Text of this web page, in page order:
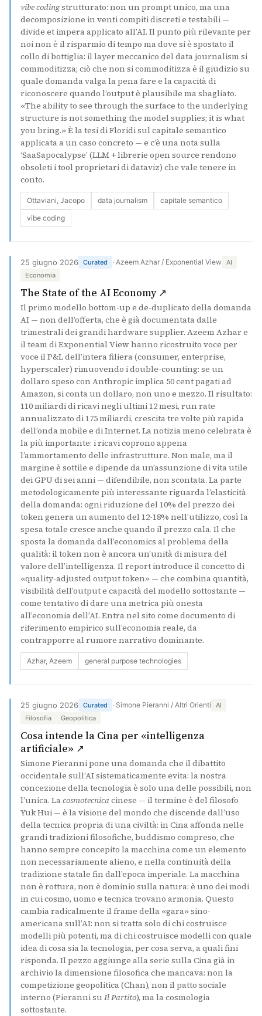
vibe codingstrutturato: non un prompt unico, ma una
decomposizione in venti compiti discreti e testabili —
divide et impera applicato all’AI. Il punto più rilevante per
noi non è il risparmio di tempo ma dove si è spostato il
collo di bottiglia: il layer meccanico del data journalism si
commoditizza; ciò che non si commoditizza è il giudizio su
quale domanda valga la pena fare e la capacità di
riconoscere quando l’output è plausibile ma sbagliato.
«The ability to see through the surface to the underlying
structure is not something the model supplies; it is what
you bring.» È la tesi di Floridi sul capitale semantico
applicata a un caso concreto — e c’è una nota sulla
‘SaaSapocalypse’ (LLM + librerie open source rendono
obsoleti i tool proprietari di dataviz) che vale tenere in
conto.
Ottaviani, Jacopo data journalism
capitale semantico
vibe coding
25 giugno 2026 Curated · Azeem Azhar / Exponential View
AI
Economia
The State of the AI Economy ↗
Il primo modello bottom-up e de-duplicato della domanda
AI — non dell’offerta, che è già documentata dalle
trimestrali dei grandi hardware supplier. Azeem Azhar e
il team di Exponential View hanno ricostruito voce per
voce il P&L dell’intera filiera (consumer, enterprise,
hyperscaler) rimuovendo i double-counting: se un
dollaro speso con Anthropic implica 50 cent pagati ad
Amazon, si conta un dollaro, non uno e mezzo. Il risultato:
110 miliardi di ricavi negli ultimi 12 mesi, run rate
annualizzato di 175 miliardi, crescita tre volte più rapida
dell’onda mobile e di Internet. La notizia meno celebrata è
la più importante: i ricavi coprono appena
l’ammortamento delle infrastrutture. Non male, ma il
margine è sottile e dipende da un’assunzione di vita utile
dei GPU di sei anni — difendibile, non scontata. La parte
metodologicamente più interessante riguarda l’elasticità
della domanda: ogni riduzione del 10% del prezzo dei
token genera un aumento del 12-18% nell’utilizzo, così la
spesa totale cresce anche quando il prezzo cala. Il che
sposta la domanda dall’economics al problema della
qualità: il token non è ancora un’unità di misura del
valore dell’intelligenza. Il report introduce il concetto di
«quality-adjusted output token» — che combina quantità,
visibilità dell’output e capacità del modello sottostante —
come tentativo di dare una metrica più onesta
all’economia dell’AI. Entra nel sito come documento di
riferimento empirico sull’economia reale, da
contrapporre al rumore narrativo dominante.
Azhar, Azeem general purpose technologies
25 giugno 2026 Curated · Simone Pieranni / Altri Orienti
AI
Filosofia
Geopolitica
Cosa intende la Cina per «intelligenza
artificiale» ↗
Simone Pieranni pone una domanda che il dibattito
occidentale sull’AI sistematicamente evita: la nostra
concezione della tecnologia è solo una delle possibili, non
l’unica. Lacosmotecnicacinese — il termine è del filosofo
Yuk Hui — è la visione del mondo che discende dall’uso
della tecnica propria di una civiltà: in Cina affonda nelle
grandi tradizioni filosofiche, buddismo compreso, che
hanno sempre concepito la macchina come un elemento
non necessariamente alieno, e nella continuità della
tradizione statale fin dall’epoca imperiale. La macchina
non è rottura, non è dominio sulla natura: è uno dei modi
in cui cosmo, uomo e tecnica trovano armonia. Questo
cambia radicalmente il frame della «gara» sino-
americana sull’AI: non si tratta solo di chi costruisce
modelli più potenti, ma di chi costruisce modelli con quale
idea di cosa sia la tecnologia, per cosa serva, a quali fini
risponda. Il pezzo aggiunge alla serie sulla Cina già in
archivio la dimensione filosofica che mancava: non la
competizione geopolitica (Chan), non il patto sociale
interno (Pieranni su Il Partito), ma la cosmologia
sottostante.